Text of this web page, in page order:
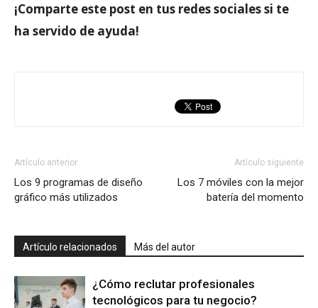
¡Comparte este post en tus redes sociales si te
ha servido de ayuda!
Artículo anterior
Los 9 programas de diseño
gráfico más utilizados
Artículo siguiente
Los 7 móviles con la mejor
batería del momento
Artículo relacionados Más del autor
¿Cómo reclutar profesionales
tecnológicos para tu negocio?